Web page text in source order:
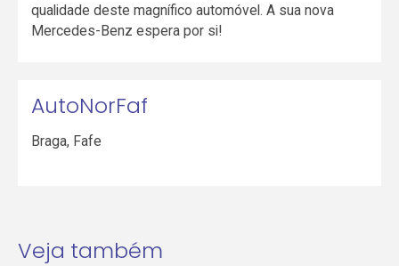
qualidade deste magnífico automóvel. A sua nova
Mercedes-Benz espera por si!
AutoNorFaf
Braga, Fafe
Veja também